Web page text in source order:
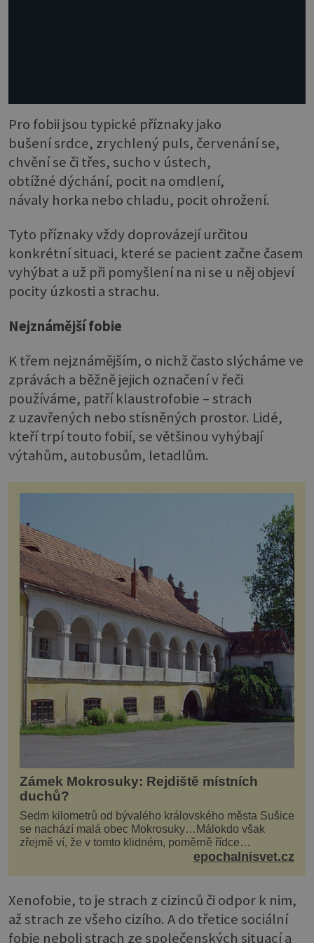
Pro fobii jsou typické příznaky jako
bušení srdce, zrychlený puls, červenání se,
chvění se či třes, sucho v ústech,
obtížné dýchání, pocit na omdlení,
návaly horka nebo chladu, pocit ohrožení.
Tyto příznaky vždy doprovázejí určitou
konkrétní situaci, které se pacient začne časem
vyhýbat a už při pomyšlení na ni se u něj objeví
pocity úzkosti a strachu.
Nejznámější fobie
K třem nejznámějším, o nichž často slýcháme ve
zprávách a běžně jejich označení v řeči
používáme, patří klaustrofobie – strach
z uzavřených nebo stísněných prostor. Lidé,
kteří trpí touto fobií, se většinou vyhýbají
výtahům, autobusům, letadlům.
Zámek Mokrosuky: Rejdiště místních
duchů?
Sedm kilometrů od bývalého královského města Sušice
se nachází malá obec Mokrosuky…Málokdo však
zřejmě ví, že v tomto klidném, poměrně řídce
navštěvovaném koutu vesnické Šumavy se nachází
epochalnisvet.cz
Xenofobie, to je strach z cizinců či odpor k nim,
až strach ze všeho cizího. A do třetice sociální
fobie neboli strach ze společenských situací a